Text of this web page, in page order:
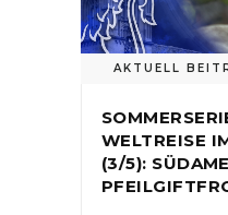
AKTUELL
WELTREISE
(3/5):